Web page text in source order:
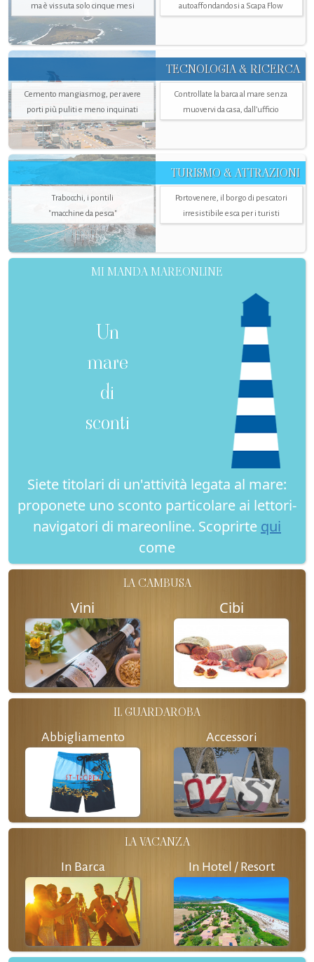
ma è vissuta solo cinque mesi
autoaffondandosi a Scapa Flow
TECNOLOGIA & RICERCA
Cemento mangiasmog, per avere
porti più puliti e meno inquinati
Controllate la barca al mare senza
muovervi da casa, dall’ufficio
TURISMO & ATTRAZIONI
Trabocchi, i pontili
"macchine da pesca"
Portovenere, il borgo di pescatori
irresistibile esca per i turisti
MI MANDA MAREONLINE
Un
mare
di
sconti
Siete titolari di un'attività legata al mare:
proponete uno sconto particolare ai lettori-
navigatori di mareonline. Scoprirte qui
come
LA CAMBUSA
Vini Cibi
IL GUARDAROBA
Abbigliamento Accessori
LA VACANZA
In Barca In Hotel / Resort